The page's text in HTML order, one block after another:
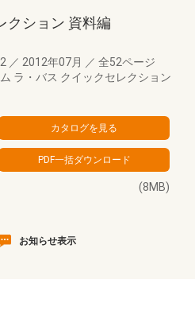
クション 資料編
／ 2012年07月 ／ 全52ページ
ラ・バス クイックセレクション
(8MB)
お知らせ表示